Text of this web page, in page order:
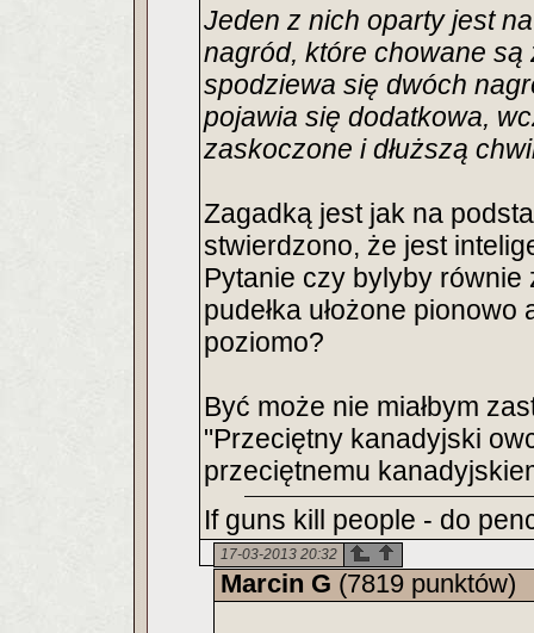
Jeden z nich oparty jest
nagród, które chowane są
spodziewa się dwóch
pojawia się dodatkowa,
zaskoczone i dłuższą
Zagadką jest jak na
stwierdzono, że jest
Pytanie czy bylyby równie
pudełka ułożone pionowo
poziomo?
Być może nie miałbym
"Przeciętny kanadyjski
przeciętnemu
If guns kill people - do
17-03-2013 20:32
Marcin G (7819 punktów)